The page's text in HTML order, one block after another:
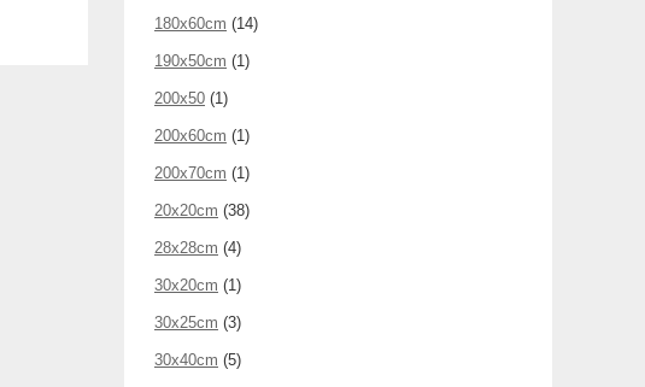
180x60cm (14)
190x50cm (1)
200x50 (1)
200x60cm (1)
200x70cm (1)
20x20cm (38)
28x28cm (4)
30x20cm (1)
30x25cm (3)
30x40cm (5)